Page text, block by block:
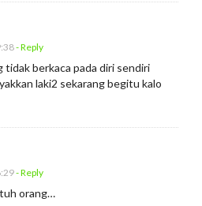
- Reply
tidak berkaca pada diri sendiri
laki2 sekarang begitu kalo
- Reply
orang…